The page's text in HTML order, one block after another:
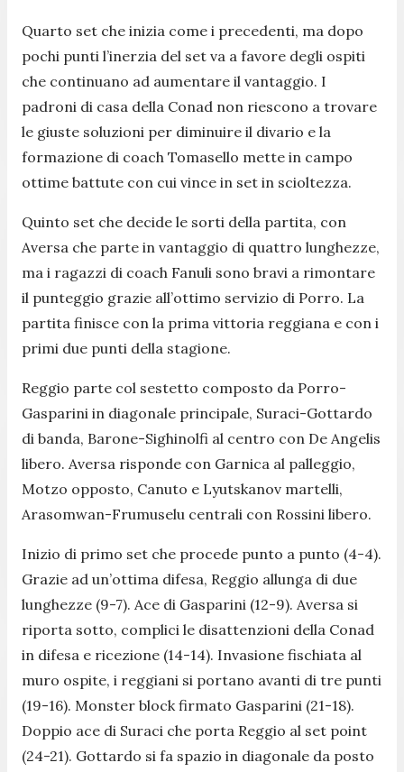
Quarto set che inizia come i precedenti, ma dopo
pochi punti l’inerzia del set va a favore degli ospiti
che continuano ad aumentare il vantaggio. I
padroni di casa della Conad non riescono a trovare
le giuste soluzioni per diminuire il divario e la
formazione di coach Tomasello mette in campo
ottime battute con cui vince in set in scioltezza.
Quinto set che decide le sorti della partita, con
Aversa che parte in vantaggio di quattro lunghezze,
ma i ragazzi di coach Fanuli sono bravi a rimontare
il punteggio grazie all’ottimo servizio di Porro. La
partita finisce con la prima vittoria reggiana e con i
primi due punti della stagione.
Reggio parte col sestetto composto da Porro-
Gasparini in diagonale principale, Suraci-Gottardo
di banda, Barone-Sighinolfi al centro con De Angelis
libero. Aversa risponde con Garnica al palleggio,
Motzo opposto, Canuto e Lyutskanov martelli,
Arasomwan-Frumuselu centrali con Rossini libero.
Inizio di primo set che procede punto a punto (4-4).
Grazie ad un’ottima difesa, Reggio allunga di due
lunghezze (9-7). Ace di Gasparini (12-9). Aversa si
riporta sotto, complici le disattenzioni della Conad
in difesa e ricezione (14-14). Invasione fischiata al
muro ospite, i reggiani si portano avanti di tre punti
(19-16). Monster block firmato Gasparini (21-18).
Doppio ace di Suraci che porta Reggio al set point
(24-21). Gottardo si fa spazio in diagonale da posto